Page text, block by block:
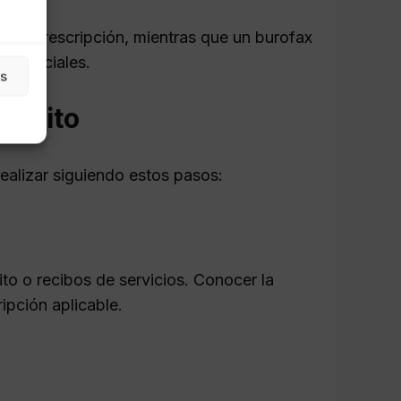
la prescripción, mientras que un burofax
oficiales.
siguiendo estos pasos:
o recibos de servicios. Conocer la
aplicable.